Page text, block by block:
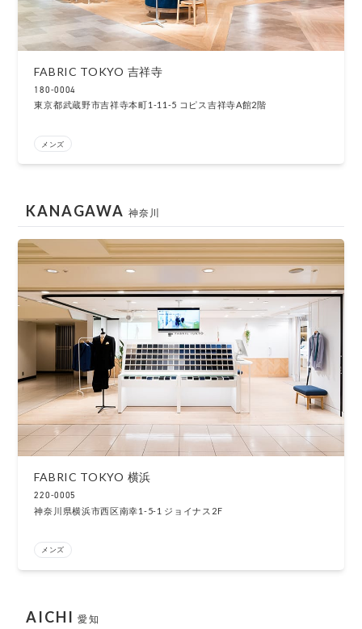
FABRIC TOKYO 吉祥寺
180-0004
東京都武蔵野市吉祥寺本町1-11-5 コピス吉祥寺A館2階
メンズ
KANAGAWA 神奈川
FABRIC TOKYO 横浜
220-0005
神奈川県横浜市西区南幸1-5-1 ジョイナス2F
メンズ
AICHI 愛知